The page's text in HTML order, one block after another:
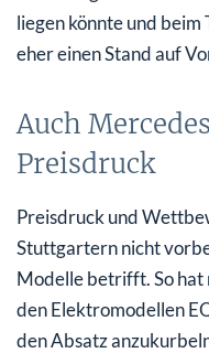
liegen könnte und
eher einen Stand auf
Auch
Preisdruck
Preisdruck und
Stuttgartern nicht
Modelle betrifft. So hat
den Elektromodellen
den Absatz